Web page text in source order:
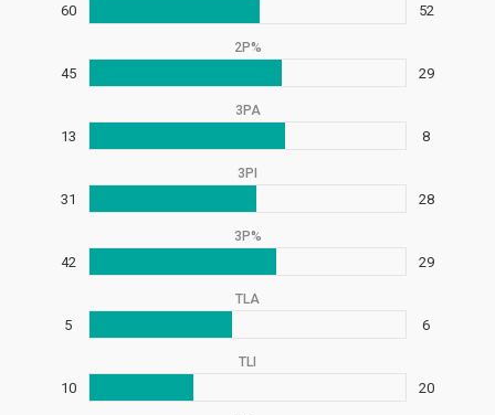
60 52
2P%
45 29
3PA
13 8
3PI
31 28
3P%
42 29
TLA
5 6
TLI
10 20